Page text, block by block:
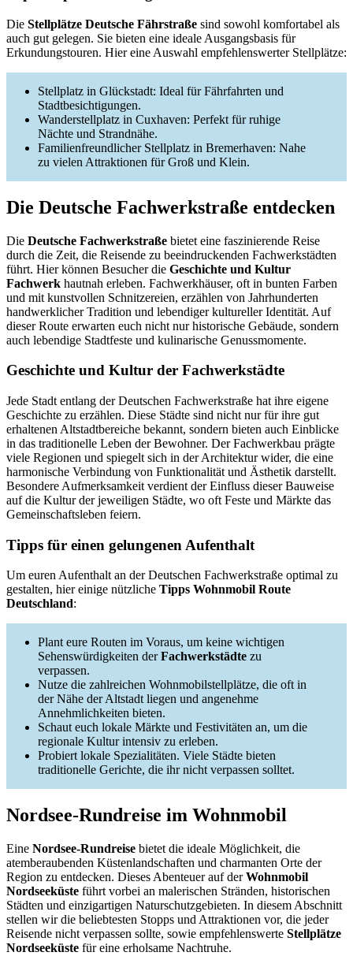
Die Stellplätze Deutsche Fährstraße sind sowohl komfortabel als
auch gut gelegen. Sie bieten eine ideale Ausgangsbasis für
Erkundungstouren. Hier eine Auswahl empfehlenswerter Stellplätze:
Stellplatz in Glückstadt: Ideal für Fährfahrten und
Stadtbesichtigungen.
Wanderstellplatz in Cuxhaven: Perfekt für ruhige
Nächte und Strandnähe.
Familienfreundlicher Stellplatz in Bremerhaven: Nahe
zu vielen Attraktionen für Groß und Klein.
Die Deutsche Fachwerkstraße entdecken
Die Deutsche Fachwerkstraße bietet eine faszinierende Reise
durch die Zeit, die Reisende zu beeindruckenden Fachwerkstädten
führt. Hier können Besucher die Geschichte und Kultur
Fachwerk hautnah erleben. Fachwerkhäuser, oft in bunten Farben
und mit kunstvollen Schnitzereien, erzählen von Jahrhunderten
handwerklicher Tradition und lebendiger kultureller Identität. Auf
dieser Route erwarten euch nicht nur historische Gebäude, sondern
auch lebendige Stadtfeste und kulinarische Genussmomente.
Geschichte und Kultur der Fachwerkstädte
Jede Stadt entlang der Deutschen Fachwerkstraße hat ihre eigene
Geschichte zu erzählen. Diese Städte sind nicht nur für ihre gut
erhaltenen Altstadtbereiche bekannt, sondern bieten auch Einblicke
in das traditionelle Leben der Bewohner. Der Fachwerkbau prägte
viele Regionen und spiegelt sich in der Architektur wider, die eine
harmonische Verbindung von Funktionalität und Ästhetik darstellt.
Besondere Aufmerksamkeit verdient der Einfluss dieser Bauweise
auf die Kultur der jeweiligen Städte, wo oft Feste und Märkte das
Gemeinschaftsleben feiern.
Tipps für einen gelungenen Aufenthalt
Um euren Aufenthalt an der Deutschen Fachwerkstraße optimal zu
gestalten, hier einige nützliche Tipps Wohnmobil Route
Deutschland:
Plant eure Routen im Voraus, um keine wichtigen
Sehenswürdigkeiten derFachwerkstädte zu
verpassen.
Nutze die zahlreichen Wohnmobilstellplätze, die oft in
der Nähe der Altstadt liegen und angenehme
Annehmlichkeiten bieten.
Schaut euch lokale Märkte und Festivitäten an, um die
regionale Kultur intensiv zu erleben.
Probiert lokale Spezialitäten. Viele Städte bieten
traditionelle Gerichte, die ihr nicht verpassen solltet.
Nordsee-Rundreise im Wohnmobil
Eine Nordsee-Rundreise bietet die ideale Möglichkeit, die
atemberaubenden Küstenlandschaften und charmanten Orte der
Region zu entdecken. Dieses Abenteuer auf derWohnmobil
Nordseeküste führt vorbei an malerischen Stränden, historischen
Städten und einzigartigen Naturschutzgebieten. In diesem Abschnitt
stellen wir die beliebtesten Stopps und Attraktionen vor, die jeder
Reisende nicht verpassen sollte, sowie empfehlenswerte Stellplätze
Nordseeküste für eine erholsame Nachtruhe.